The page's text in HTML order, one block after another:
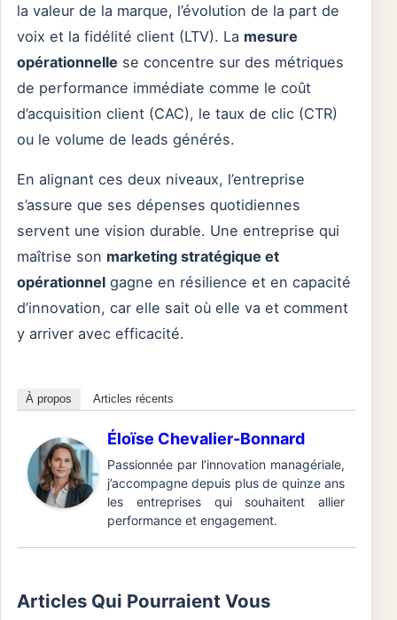
la valeur de la marque, l’évolution de la part de
voix et la fidélité client (LTV). La mesure
opérationnelle se concentre sur des métriques
de performance immédiate comme le coût
d’acquisition client (CAC), le taux de clic (CTR)
ou le volume de leads générés.
En alignant ces deux niveaux, l’entreprise
s’assure que ses dépenses quotidiennes
servent une vision durable. Une entreprise qui
maîtrise son marketing stratégique et
opérationnel gagne en résilience et en capacité
d’innovation, car elle sait où elle va et comment
y arriver avec efficacité.
À propos Articles récents
Éloïse Chevalier-Bonnard
Passionnée par l’innovation managériale,
j’accompagne depuis plus de quinze ans
les entreprises qui souhaitent allier
performance et engagement.
Articles Qui Pourraient Vous